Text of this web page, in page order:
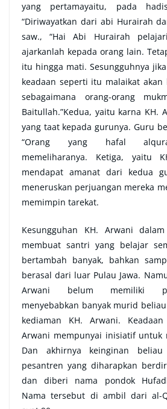
yang pertamayaitu, pada
“Diriwayatkan dari abi Hurairah
saw., “Hai Abi Hurairah
ajarkanlah kepada orang lain.
itu hingga mati. Sesungguhnya
keadaan seperti itu malaikat
sebagaimana orang-orang
Baitullah.”Kedua, yaitu karna KH.
yang taat kepada gurunya. Guru
“Orang yang hafal
memeliharanya. Ketiga, yaitu
mendapat amanat dari kedua
meneruskan perjuangan mereka
memimpin tarekat.
Kesungguhan KH. Arwani
membuat santri yang belajar
bertambah banyak, bahkan
berasal dari luar Pulau Jawa.
Arwani belum memiliki
menyebabkan banyak murid
kediaman KH. Arwani.
Arwani mempunyai inisiatif untuk
Dan akhirnya keinginan
pesantren yang diharapkan
dan diberi nama pondok
Nama tersebut di ambil dari al-